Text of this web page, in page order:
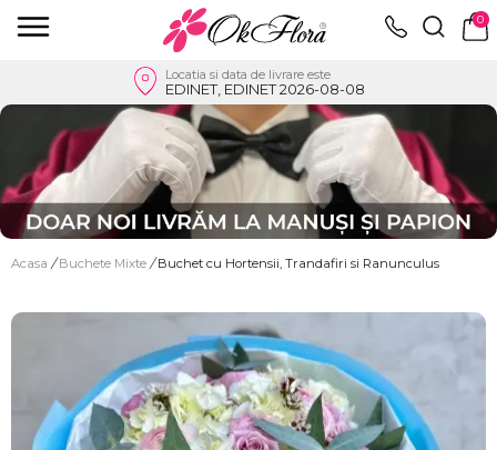
0
Locatia si data de livrare este
EDINET, EDINET 2026-08-08
Acasa / Buchete Mixte / Buchet cu Hortensii, Trandafiri si Ranunculus